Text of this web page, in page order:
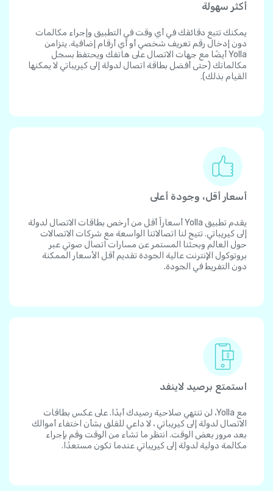
أكثر سهولة
يمكنك تتبع دقائقك في أي وقت في التطبيق وإجراء مكالمات
دون إدخال رقم تعريف شخصي أو أي أرقام إضافية. يتزامن
Yolla أيضًا مع جهات الاتصال على هاتفك ويحتفظ بسجل
مكالماتك (حتى أفضل بطاقة اتصال لدولة إلى كيريباتي لا يمكنها
القيام بذلك).
أسعار أقل، وجودة أعلى
يقدم تطبيق Yolla أسعاراً أقل من أرخص بطاقات الاتصال لدولة
إلى كيريباتي. تتيح لنا اتصالاتنا الواسعة مع شركات الاتصالات
حول العالم وبحثنا المستمر عن مسارات اتصال صوتي عبر
بروتوكول الإنترنت عالية الجودة تقديم أقل الأسعار الممكنة
دون التفريط في الجودة.
استمتع برصيد لاينفد
مع Yolla، لن تنتهي صلاحية رصيدك أبدًا. على عكس بطاقات
الاتصال لدولة إلى كيريباتي ، لا داعي للقلق بشأن اختفاء أموالك
بعد مرور بعض الوقت. انتظر ما تشاء من الوقت وقم بإجراء
مكالمة دولية لدولة إلى كيريباتي عندما تكون مستعدًا.